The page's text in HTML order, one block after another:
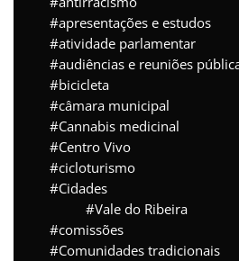
apresentações e estudos
atividade parlamentar
audiências e reuniões
bicicleta
câmara municipal
Cannabis medicinal
Centro Vivo
cicloturismo
Cidades
Vale do Ribeira
comissões
Comunidades tradicionais